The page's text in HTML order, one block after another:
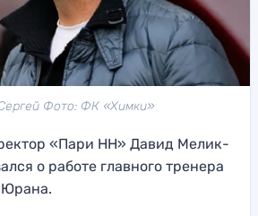
Фото: ФК «Химки»
«Пари НН» Давид Мелик-
о работе главного тренера
Юрана.